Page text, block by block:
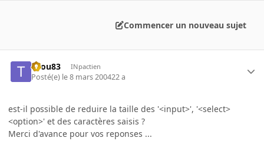
Commencer un nouveau sujet
titou83 INpactien
Posté(e) le 8 mars 200422 a
est-il possible de reduire la taille des '<input>', '<select>
<option>' et des caractères saisis ?
Merci d'avance pour vos reponses ...